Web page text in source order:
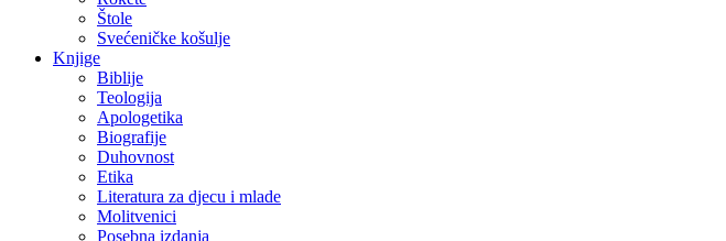
Štole
Svećeničke košulje
Knjige
Biblije
Teologija
Apologetika
Biografije
Duhovnost
Etika
Literatura za djecu i mlade
Molitvenici
Posebna izdanja